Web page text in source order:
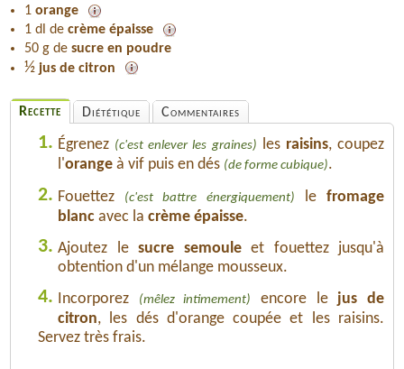
1 orange
1 dl de crème épaisse
50 g de sucre en poudre
½ jus de citron
Recette Diététique Commentaires
1. Égrenez (c'est enlever les graines) les raisins, coupez
l'orange à vif puis en dés (de forme cubique).
2. Fouettez (c'est battre énergiquement) lefromage
blanc avec la crème épaisse.
3. Ajoutez le sucre semouleet fouettez jusqu'à
obtention d'un mélange mousseux.
4. Incorporez (mêlez intimement) encore le jus de
citron, les dés d'orange coupée et les raisins.
Servez très frais.